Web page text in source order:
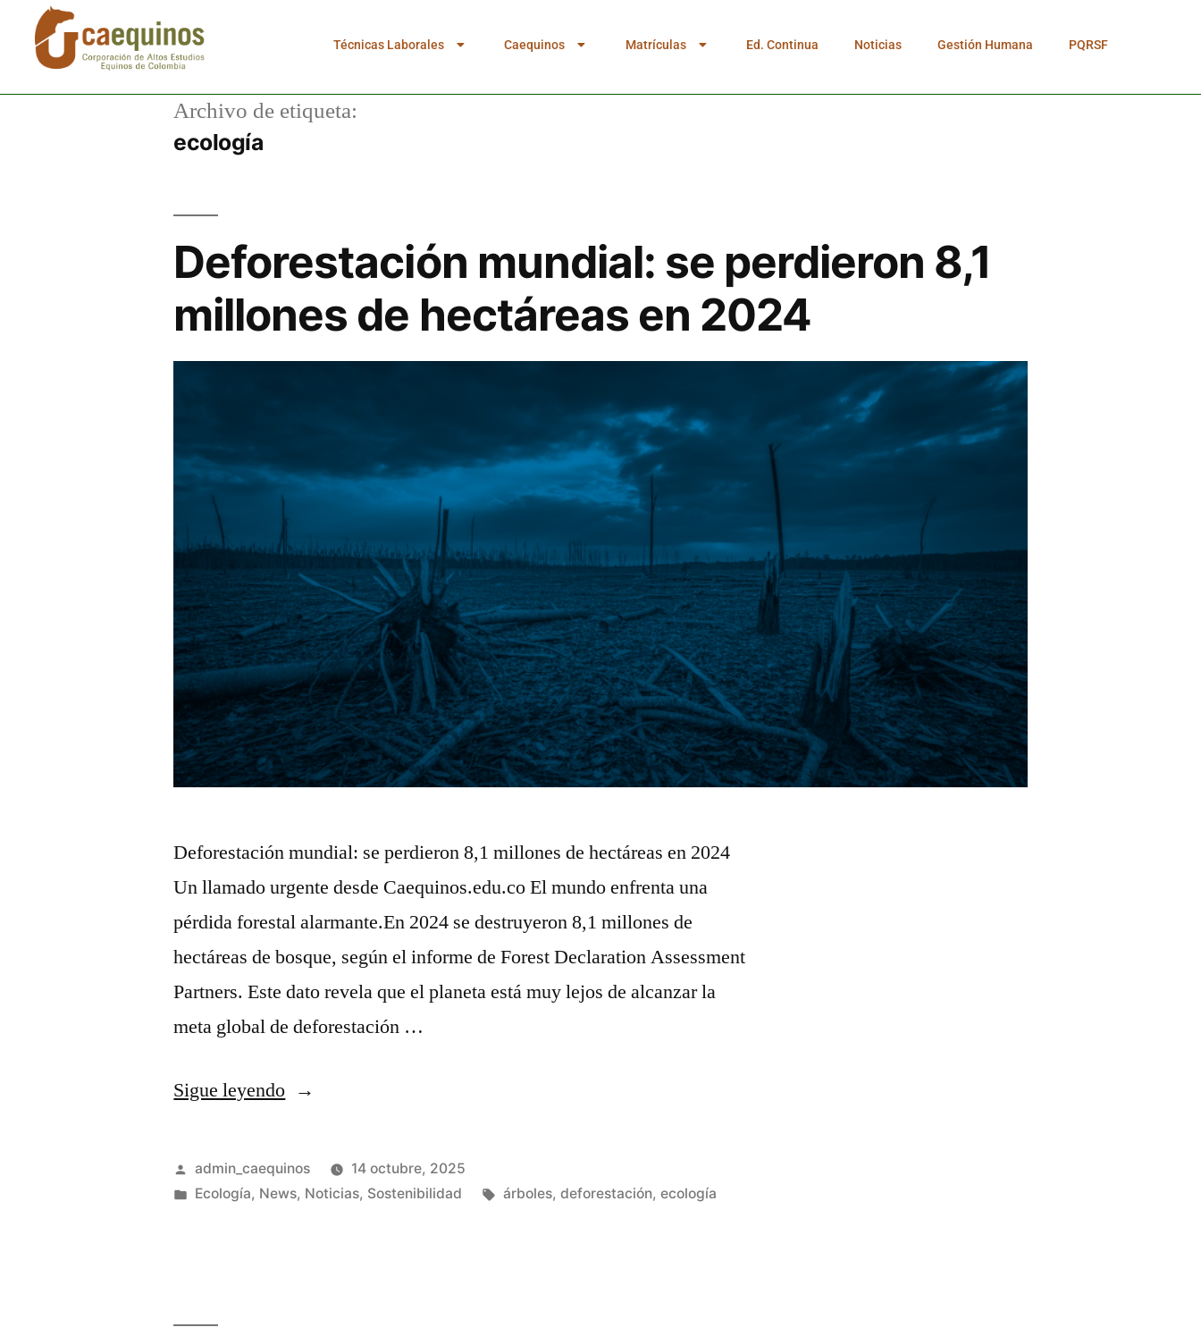
Técnicas Laborales Caequinos Matrículas Ed. Continua Noticias Gestión Humana PQRSF
Archivo de etiqueta:
ecología
Deforestación mundial: se perdieron 8,1
millones de hectáreas en 2024
Deforestación mundial: se perdieron 8,1 millones de hectáreas en 2024
Un llamado urgente desde Caequinos.edu.co El mundo enfrenta una
pérdida forestal alarmante.En 2024 se destruyeron 8,1 millones de
hectáreas de bosque, según el informe de Forest Declaration Assessment
Partners. Este dato revela que el planeta está muy lejos de alcanzar la
meta global de deforestación …
Sigue leyendo
admin_caequinos
14 octubre, 2025
Ecología, News, Noticias, Sostenibilidad árboles,deforestación,ecología